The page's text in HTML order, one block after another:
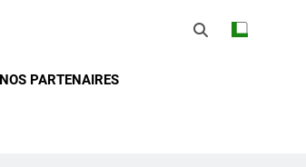
NOS PARTENAIRES